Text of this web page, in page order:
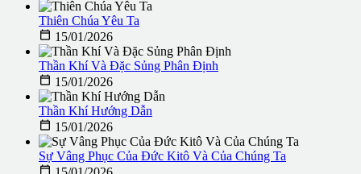
Thiên Chúa Yêu Ta
 15/01/2026
Thần Khí Và Đặc Sủng Phân Định
 15/01/2026
Thần Khí Hướng Dẫn
 15/01/2026
Sự Vâng Phục Của Đức Kitô Và Của Chúng Ta
